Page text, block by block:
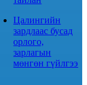
Цалингийн
зардлаас бусад
орлого,
зарлагын
мөнгөн гүйлгээ